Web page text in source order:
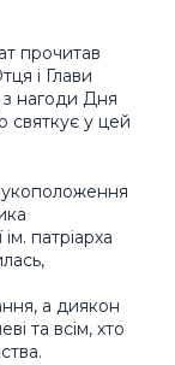
прочитав
і Глави
з нагоди Дня
святкує у цей
патріарха
а диякон
та всім, хто